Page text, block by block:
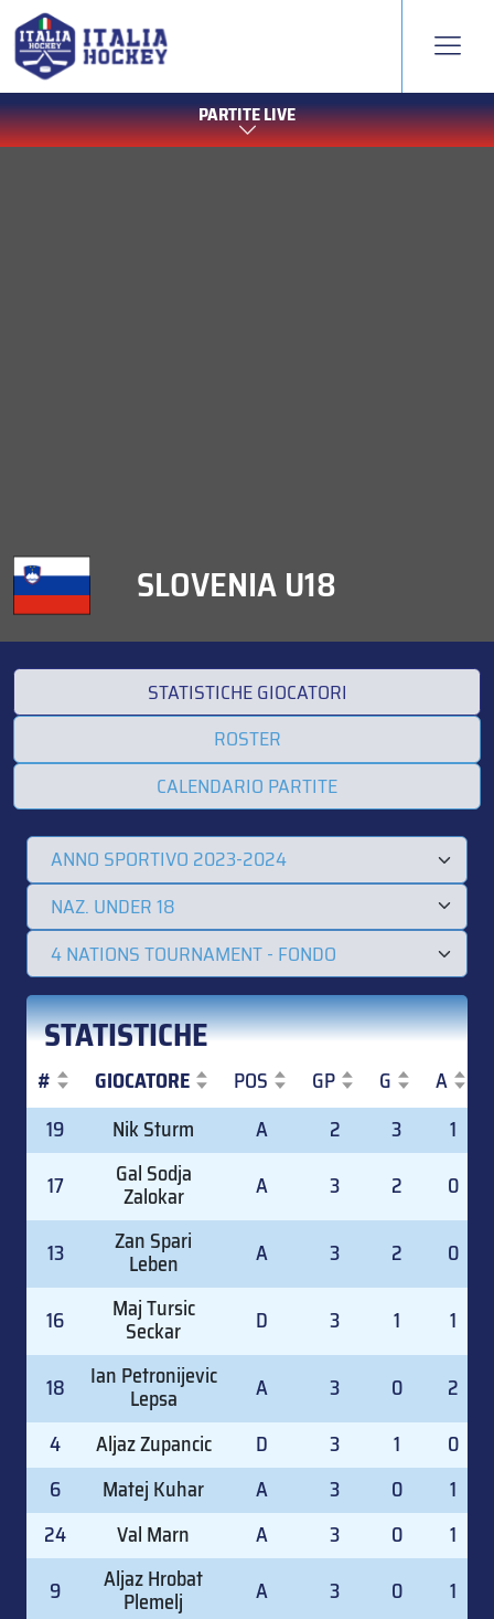
PARTITE LIVE
SLOVENIA U18
STATISTICHE GIOCATORI
ROSTER
CALENDARIO PARTITE
STATISTICHE
# GIOCATORE POS GP G A
#
GIOCATORE POS GP
19 Nik Sturm A 2 3
1
17
Gal Sodja
Zalokar A 3 2 0
13 Zan Spari
Leben A 3 2 0
16 Maj Tursic
Seckar D 3 1 1
18 Ian Petronijevic
Lepsa A 3 0
2
4
Aljaz Zupancic D 3 1
0
6
Matej Kuhar A 3 0
1
24
Val Marn A 3 0
1
9
Aljaz Hrobat
Plemelj A 3 0 1